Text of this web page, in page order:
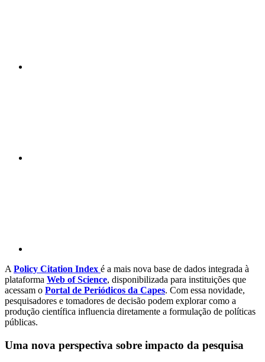
A Policy Citation Index é a mais nova base de dados integrada à
plataforma Web of Science, disponibilizada para instituições que
acessam o Portal de Periódicos da Capes. Com essa novidade,
pesquisadores e tomadores de decisão podem explorar como a
produção científica influencia diretamente a formulação de políticas
públicas.
Uma nova perspectiva sobre impacto da pesquisa